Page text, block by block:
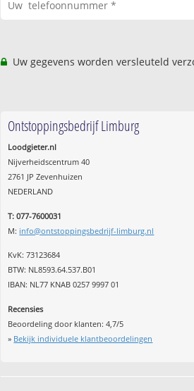
Uw gegevens worden versleuteld
Ontstoppingsbedrijf Limburg
Loodgieter.nl
Nijverheidscentrum 40
2761 JP Zevenhuizen
NEDERLAND
T: 077-7600031
M: info@ontstoppingsbedrijf-limburg.nl
KvK: 73123684
BTW: NL8593.64.537.B01
IBAN: NL77 KNAB 0257 9997 01
Recensies
Beoordeling door klanten:4,7/5
» Bekijk individuele klantbeoordelingen